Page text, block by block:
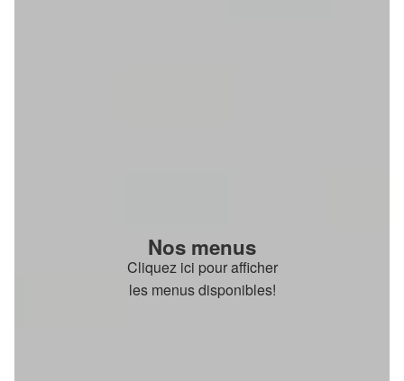
Nos menus
Cliquez ici pour afficher
les menus disponibles!